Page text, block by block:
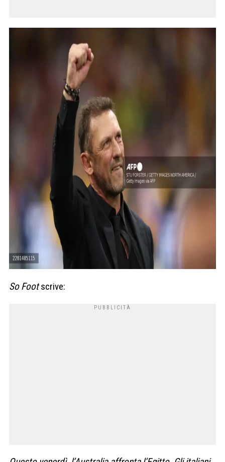
So Footscrive: